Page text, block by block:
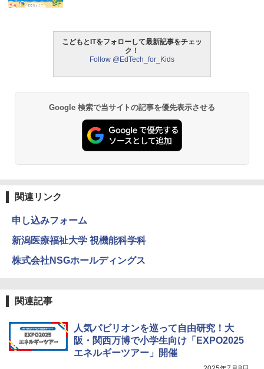
中学英語をもう一度ひとつひとつわかり
やすく。改訂版
仮面ライダー 改造人間 限定ケース版
4
5
￥2,200
￥1,980
物理実験モデル楽器電磁気教材を教える
Galtonplatteの物理的な機器
クリエイティブトイビルド、シンプルな
ホリデープロジェクト、ギフトイベン
Fernrohr:実験用キャビネット
こどもとITをフォローして最新記事をチェッ
ク！
Follow @EdTech_for_Kids
Google 検索で当サイトの記事を優先表示させる
関連リンク
申し込みフォーム
新潟医療福祉大学 視機能科学科
株式会社NSGホールディングス
関連記事
人気パビリオンを巡って自由研究！大
阪・関西万博で小学生向け「EXPO2025
エネルギーツアー」開催